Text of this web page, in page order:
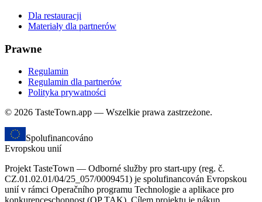
Dla restauracji
Materiały dla partnerów
Prawne
Regulamin
Regulamin dla partnerów
Polityka prywatności
© 2026 TasteTown.app — Wszelkie prawa zastrzeżone.
Spolufinancováno
Evropskou unií
Projekt TasteTown — Odborné služby pro start-upy (reg. č.
CZ.01.02.01/04/25_057/0009451) je spolufinancován Evropskou
unií v rámci Operačního programu Technologie a aplikace pro